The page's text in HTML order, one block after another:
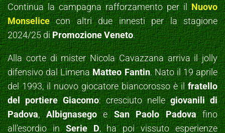
Continua la campagna rafforzamento per ilNuovo
Monselicecon altri due innesti per la stagione
2024/25 diPromozione Veneto.
Alla corte di mister Nicola Cavazzana arriva il jolly
difensivo dal LimenaMatteo Fantin. Nato il 19 aprile
del 1993, il nuovo giocatore biancorosso è ilfratello
del portiere Giacomo: cresciuto nellegiovanili di
Padova,AlbignasegoeSan Paolo Padovafino
all’esordio inSerie D, ha poi vissuto esperienze